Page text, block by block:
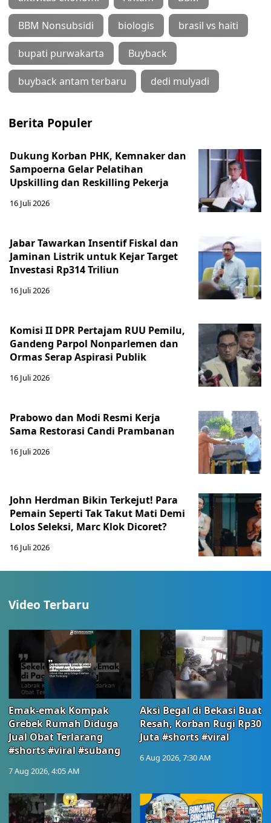
BBM Nonsubsidi biologis brasil vs haiti
bupati purwakarta Buyback
buyback antam terbaru dedi mulyadi
Berita Populer
Dukung Korban PHK, Kemnaker dan
Sampoerna Gelar Pelatihan
Upskilling dan Reskilling Pekerja
16 Juli 2026
Jabar Tawarkan Insentif Fiskal dan
Jaminan Listrik untuk Kejar Target
Investasi Rp314 Triliun
16 Juli 2026
Komisi II DPR Pertajam RUU Pemilu,
Gandeng Parpol Nonparlemen dan
Ormas Serap Aspirasi Publik
16 Juli 2026
Prabowo dan Modi Resmi Kerja
Sama Restorasi Candi Prambanan
16 Juli 2026
John Herdman Bikin Terkejut! Para
Pemain Seperti Tak Takut Mati Demi
Lolos Seleksi, Marc Klok Dicoret?
16 Juli 2026
Video Terbaru
Emak-emak Kompak
Grebek Rumah Diduga
Jual Obat Terlarang
#shorts #viral #subang
7 Aug 2026, 4:05 AM
Aksi Begal di Bekasi Buat
Resah, Korban Rugi Rp30
Juta #shorts #viral
6 Aug 2026, 7:30 AM